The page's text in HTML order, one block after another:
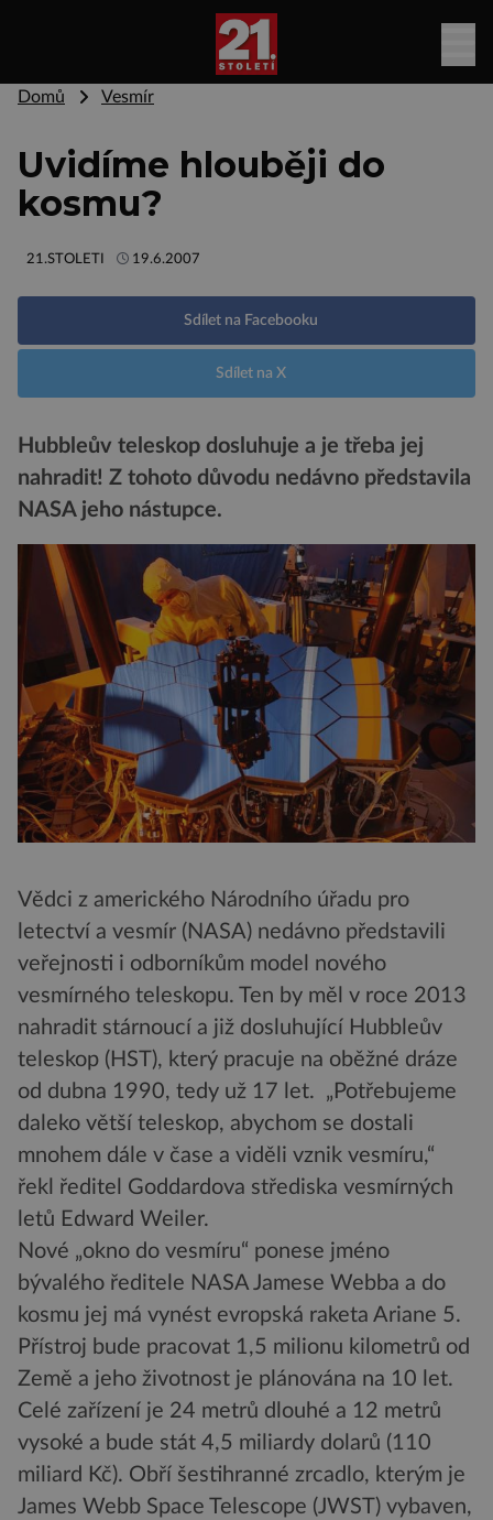
Domů Vesmír
Uvidíme hlouběji do
kosmu?
21.STOLETI 19.6.2007
Sdílet na Facebooku
Sdílet na X
Hubbleův teleskop dosluhuje a je třeba jej
nahradit! Z tohoto důvodu nedávno představila
NASA jeho nástupce.
Vědci z amerického Národního úřadu pro
letectví a vesmír (NASA) nedávno představili
veřejnosti i odborníkům model nového
vesmírného teleskopu. Ten by měl v roce 2013
nahradit stárnoucí a již dosluhující Hubbleův
teleskop (HST), který pracuje na oběžné dráze
od dubna 1990, tedy už 17 let. „Potřebujeme
daleko větší teleskop, abychom se dostali
mnohem dále v čase a viděli vznik vesmíru,“
řekl ředitel Goddardova střediska vesmírných
letů Edward Weiler.
Nové „okno do vesmíru“ ponese jméno
bývalého ředitele NASA Jamese Webba a do
kosmu jej má vynést evropská raketa Ariane 5.
Přístroj bude pracovat 1,5 milionu kilometrů od
Země a jeho životnost je plánována na 10 let.
Celé zařízení je 24 metrů dlouhé a 12 metrů
vysoké a bude stát 4,5 miliardy dolarů (110
miliard Kč). Obří šestihranné zrcadlo, kterým je
James Webb Space Telescope (JWST) vybaven,